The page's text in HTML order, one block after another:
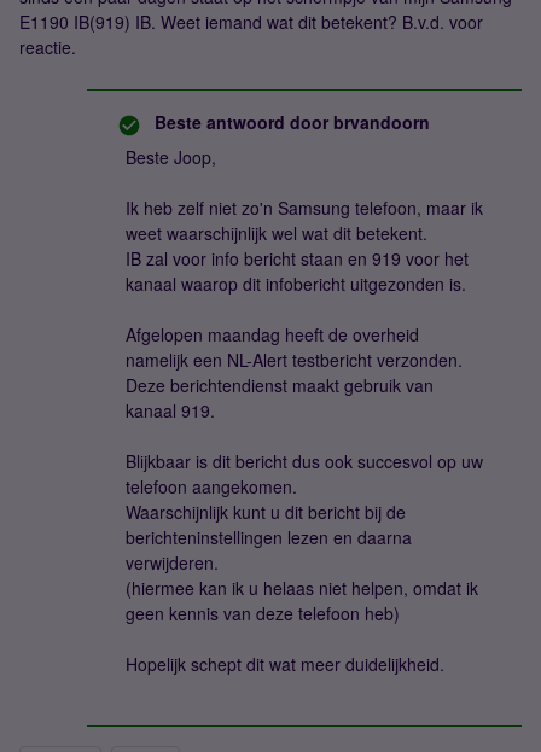
E1190 IB(919) IB. Weet iemand wat dit betekent? B.v.d. voor
reactie.
Beste antwoord door brvandoorn
Beste Joop,
Ik heb zelf niet zo'n Samsung telefoon, maar ik
weet waarschijnlijk wel wat dit betekent.
IB zal voor info bericht staan en 919 voor het
kanaal waarop dit infobericht uitgezonden is.
Afgelopen maandag heeft de overheid
namelijk een NL-Alert testbericht verzonden.
Deze berichtendienst maakt gebruik van
kanaal 919.
Blijkbaar is dit bericht dus ook succesvol op uw
telefoon aangekomen.
Waarschijnlijk kunt u dit bericht bij de
berichteninstellingen lezen en daarna
verwijderen.
(hiermee kan ik u helaas niet helpen, omdat ik
geen kennis van deze telefoon heb)
Hopelijk schept dit wat meer duidelijkheid.